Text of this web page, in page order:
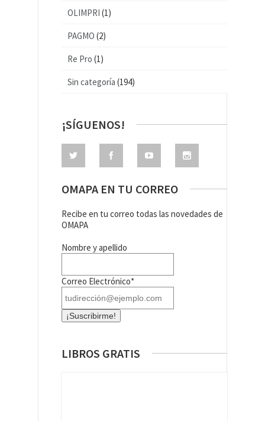
OLIMPRI (1)
PAGMO (2)
Re Pro (1)
Sin categoría (194)
¡SÍGUENOS!
OMAPA EN TU CORREO
Recibe en tu correo todas las novedades de
OMAPA
Nombre y apellido
Correo Electrónico*
LIBROS GRATIS